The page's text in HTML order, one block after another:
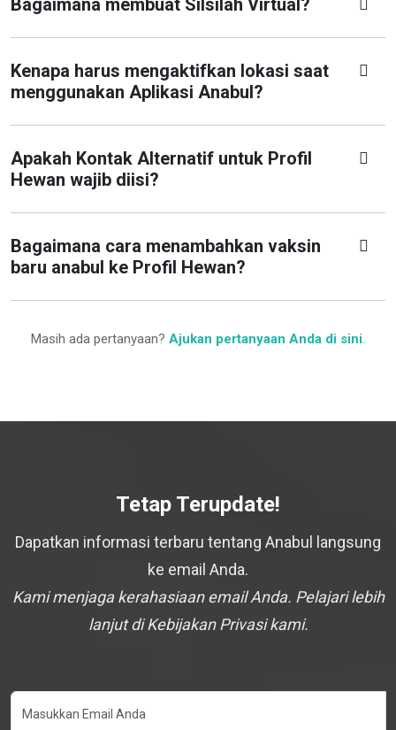
Bagaimana membuat Silsilah Virtual?
Kenapa harus mengaktifkan lokasi saat
menggunakan Aplikasi Anabul?
Apakah Kontak Alternatif untuk Profil
Hewan wajib diisi?
Bagaimana cara menambahkan vaksin
baru anabul ke Profil Hewan?
Masih ada pertanyaan? Ajukan pertanyaan Anda di sini.
Tetap Terupdate!
Dapatkan informasi terbaru tentang Anabul langsung
ke email Anda.
Kami menjaga kerahasiaan email Anda. Pelajari lebih
lanjut di Kebijakan Privasi kami.